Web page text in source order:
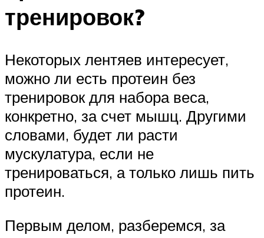
тренировок?
Некоторых лентяев интересует,
можно ли есть протеин без
тренировок для набора веса,
конкретно, за счет мышц. Другими
словами, будет ли расти
мускулатура, если не
тренироваться, а только лишь пить
протеин.
Первым делом, разберемся, за